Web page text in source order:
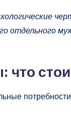
отдельного